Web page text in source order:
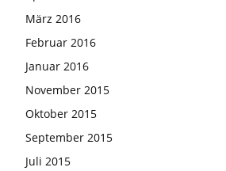
März 2016
Februar 2016
Januar 2016
November 2015
Oktober 2015
September 2015
Juli 2015